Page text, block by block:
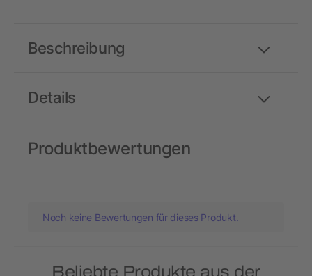
Details
Beschreibung
Produktbewertungen
Noch keine Bewertungen für dieses Produkt.
Beliebte Produkte aus der